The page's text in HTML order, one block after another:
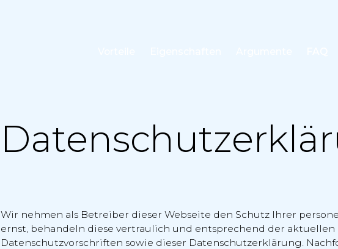
Wir nehmen als Betreiber dieser Webseite den Schutz Ihrer
ernst, behandeln diese vertraulich und entsprechend der aktuellen
Datenschutzvorschriften sowie dieser Datenschutzerklärung.